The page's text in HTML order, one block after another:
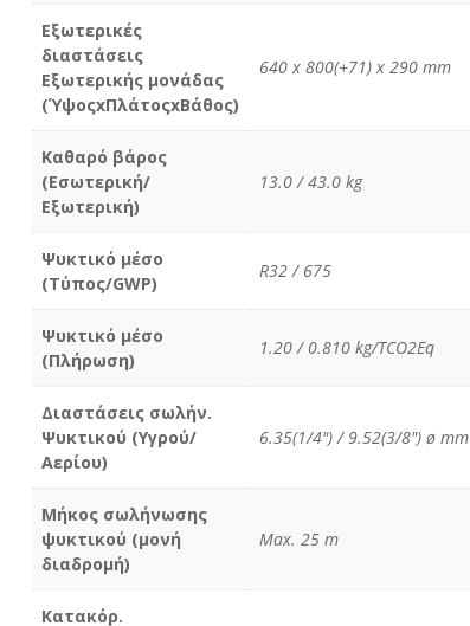
Εξωτερικές
διαστάσεις
Εξωτερικής μονάδας
(ΎψοςxΠλάτοςxΒάθος)
640 x 800(+71) x 290 mm
Καθαρό βάρος
(Εσωτερική/
Εξωτερική)
13.0 / 43.0 kg
Ψυκτικό μέσο
(Τύπος/GWP)
R32 / 675
Ψυκτικό μέσο
(Πλήρωση)
1.20 / 0.810 kg/TCO2Eq
Διαστάσεις σωλήν.
Ψυκτικού (Υγρού/
Αερίου)
6.35(1/4") / 9.52(3/8") ø mm
Μήκος σωλήνωσης
ψυκτικού (μονή
διαδρομή)
Max. 25 m
Κατακόρ.